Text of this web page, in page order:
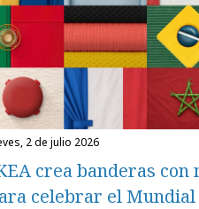
2 de julio 2026
crea banderas con
celebrar el Mundial